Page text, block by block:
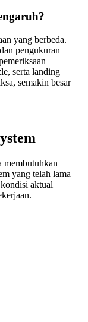
yang berbeda.
pengukuran
serta landing
semakin besar
membutuhkan
yang telah lama
aktual